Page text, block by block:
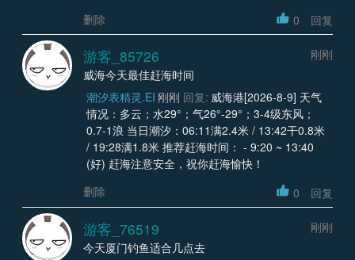
删除
0 回复
游客_85726
刚刚
威海今天最佳赶海时间
潮汐表精灵.EI 刚刚 回复: 威海港[2026-8-9] 天气
情况：多云；水29°；气26°-29°；3-4级东风；
0.7-1浪 当日潮汐：06:11满2.4米 / 13:42干0.8米
/ 19:28满1.8米 推荐赶海时间： - 9:20 ~ 13:40
(好) 赶海注意安全，祝你赶海愉快！
删除
0 回复
游客_76519
刚刚
今天厦门钓鱼适合几点去